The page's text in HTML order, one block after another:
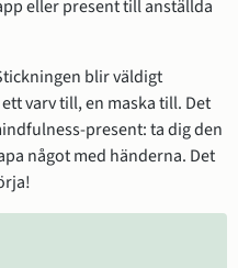
eller present till anställda
blir väldigt
varv till, en maska till. Det
present: ta dig den
något med händerna. Det